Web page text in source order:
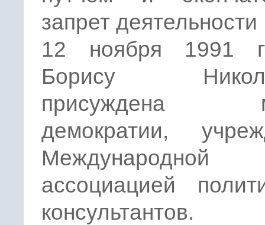
запрет
12 ноября 1991
Борису
присуждена
демократии,
Международной
ассоциацией
консультантов.